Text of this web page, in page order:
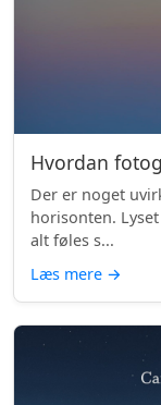
Hvordan
Der er noget
horisonten.
alt føles s...
Læs mere →